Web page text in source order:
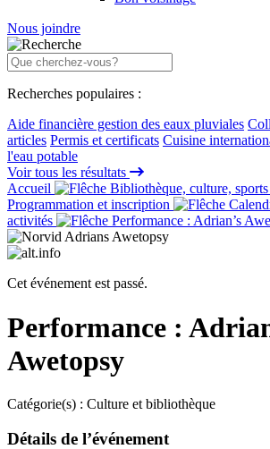
Nous joindre
Recherches populaires :
Aide financière gestion des eaux pluviales
articles Permis et certificats Cuisine
l'eau potable
Voir tous les résultats
Accueil
Bibliothèque, culture,
Programmation et inscription
activités
Performance : Adrian’s
Cet événement est passé.
Performance :
Awetopsy
Catégorie(s) : Culture et bibliothèque
Détails de l’événement